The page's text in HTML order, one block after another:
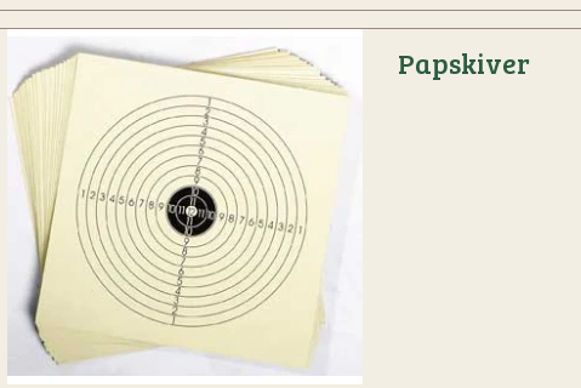
Papskiver